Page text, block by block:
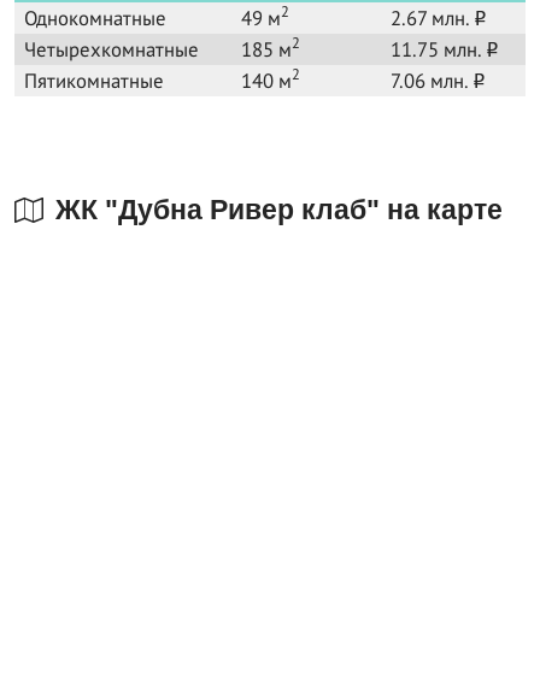
Однокомнатные
49 м2 2.67 млн. o
Четырехкомнатные 185 м2 11.75 млн. o
Пятикомнатные 140 м2 7.06 млн. o
ЖК "Дубна Ривер клаб" на карте